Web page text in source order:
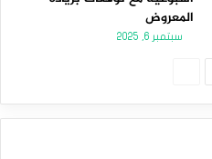
المعروض
سبتمبر 6, 2025